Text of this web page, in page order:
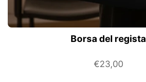
Borsa del regista
€23,00